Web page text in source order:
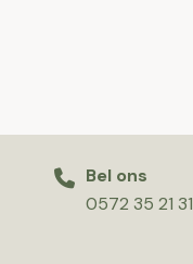
Bel ons
0572 35 21 31